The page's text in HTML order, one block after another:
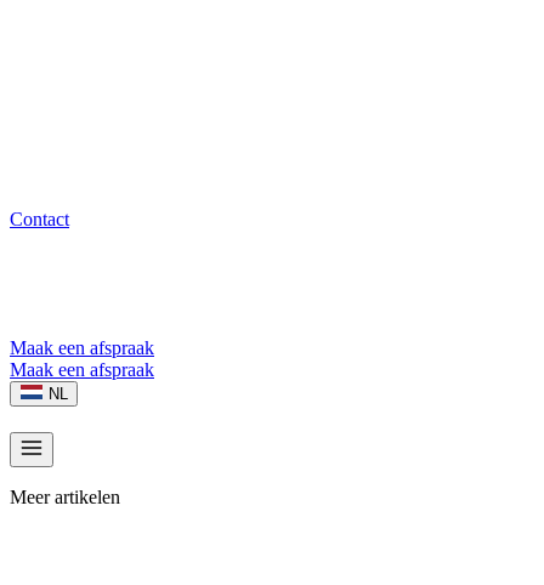
Contact
Maak een afspraak
Maak een afspraak
NL
Meer artikelen